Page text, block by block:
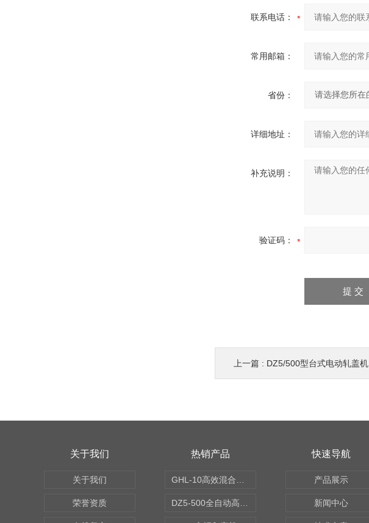
联系电话：
常用邮箱：
省份：
详细地址：
补充说明：
验证码：
上一篇 : DZ5/500型台式电动轧盖机
关于我们
关于我们
荣誉资质
热销产品 快速导航
产品展示
新闻中心